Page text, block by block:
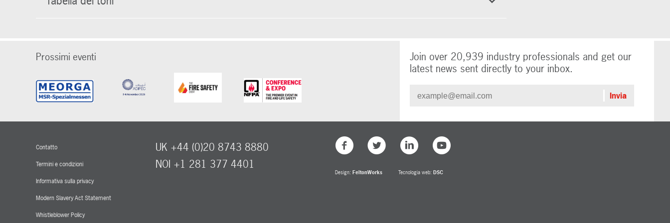
Prossimi eventi
Join over 20,939 industry professionals and get our
latest news sent directly to your inbox.
Contatto
Termini e condizioni
Informativa sulla privacy
Modern Slavery Act Statement
Whistleblower Policy
UK +44 (0)20 8743 8880
NOI +1 281 377 4401
Design: FeltonWorks Tecnologia web: DSC